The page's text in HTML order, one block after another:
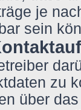
je
sein
zu
über